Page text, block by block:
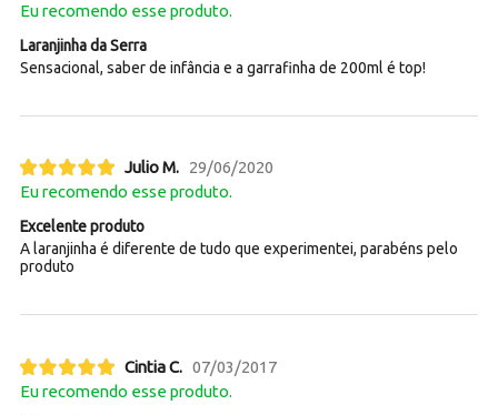
Eu recomendo esse produto.
Laranjinha da Serra
Sensacional, saber de infância e a garrafinha de 200ml é top!
Julio M.
29/06/2020
Eu recomendo esse produto.
Excelente produto
A laranjinha é diferente de tudo que experimentei, parabéns pelo
produto
Cintia C. 07/03/2017
Eu recomendo esse produto.